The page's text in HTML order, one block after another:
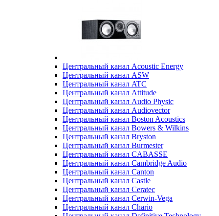
Центральный канал Acoustic Energy
Центральный канал ASW
Центральный канал ATC
Центральный канал Attitude
Центральный канал Audio Physic
Центральный канал Audiovector
Центральный канал Boston Acoustics
Центральный канал Bowers & Wilkins
Центральный канал Bryston
Центральный канал Burmester
Центральный канал CABASSE
Центральный канал Cambridge Audio
Центральный канал Canton
Центральный канал Castle
Центральный канал Ceratec
Центральный канал Cerwin-Vega
Центральный канал Chario